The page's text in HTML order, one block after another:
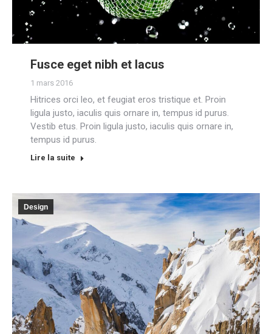
Fusce eget nibh et lacus
1 mars 2016
Hitrices orci leo, et feugiat eros tristique et. Proin
ligula justo, iaculis quis ornare in, tempus id purus.
Vestib etus. Proin ligula justo, iaculis quis ornare in,
tempus id purus.
Lire la suite
Design